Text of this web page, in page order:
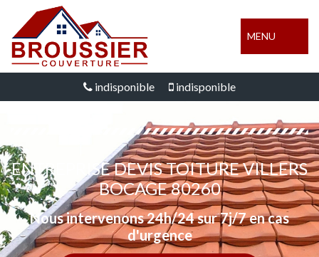
MENU
indisponible indisponible
ENTREPRISE DEVIS TOITURE VILLERS
BOCAGE 80260
Nous intervenons 24h/24 sur 7j/7 en cas
d'urgence